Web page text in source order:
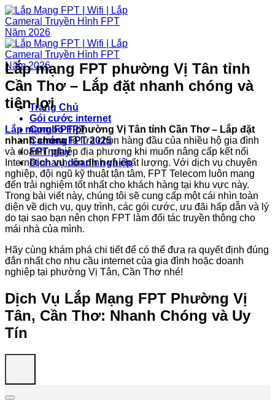
Trang Chủ
Gói cước internet
Combo FPT
Camera FPT 2025
FPT play
Dịch vụ doanh nghiệp
Lắp mạng FPT phường Vị Tân tỉnh
Cần Thơ – Lắp đặt nhanh chóng và
tiện lợi
Lắp mạng FPTphường Vị Tân tỉnh Cần Thơ – Lắp đặt
nhanh chóng là lựa chọn hàng đầu của nhiều hộ gia đình
và doanh nghiệp địa phương khi muốn nâng cấp kết nối
Internet nhanh, ổn định và chất lượng. Với dịch vụ chuyên
nghiệp, đội ngũ kỹ thuật tận tâm, FPT Telecom luôn mang
đến trải nghiệm tốt nhất cho khách hàng tại khu vực này.
Trong bài viết này, chúng tôi sẽ cung cấp một cái nhìn toàn
diện về dịch vụ, quy trình, các gói cước, ưu đãi hấp dẫn và lý
do tại sao bạn nên chọn FPT làm đối tác truyền thông cho
mái nhà của mình.
Hãy cùng khám phá chi tiết để có thể đưa ra quyết định đúng
đắn nhất cho nhu cầu internet của gia đình hoặc doanh
nghiệp tại phường Vị Tân, Cần Thơ nhé!
Dịch Vụ Lắp Mạng FPT Phường Vị
Tân, Cần Thơ: Nhanh Chóng và Uy
Tín